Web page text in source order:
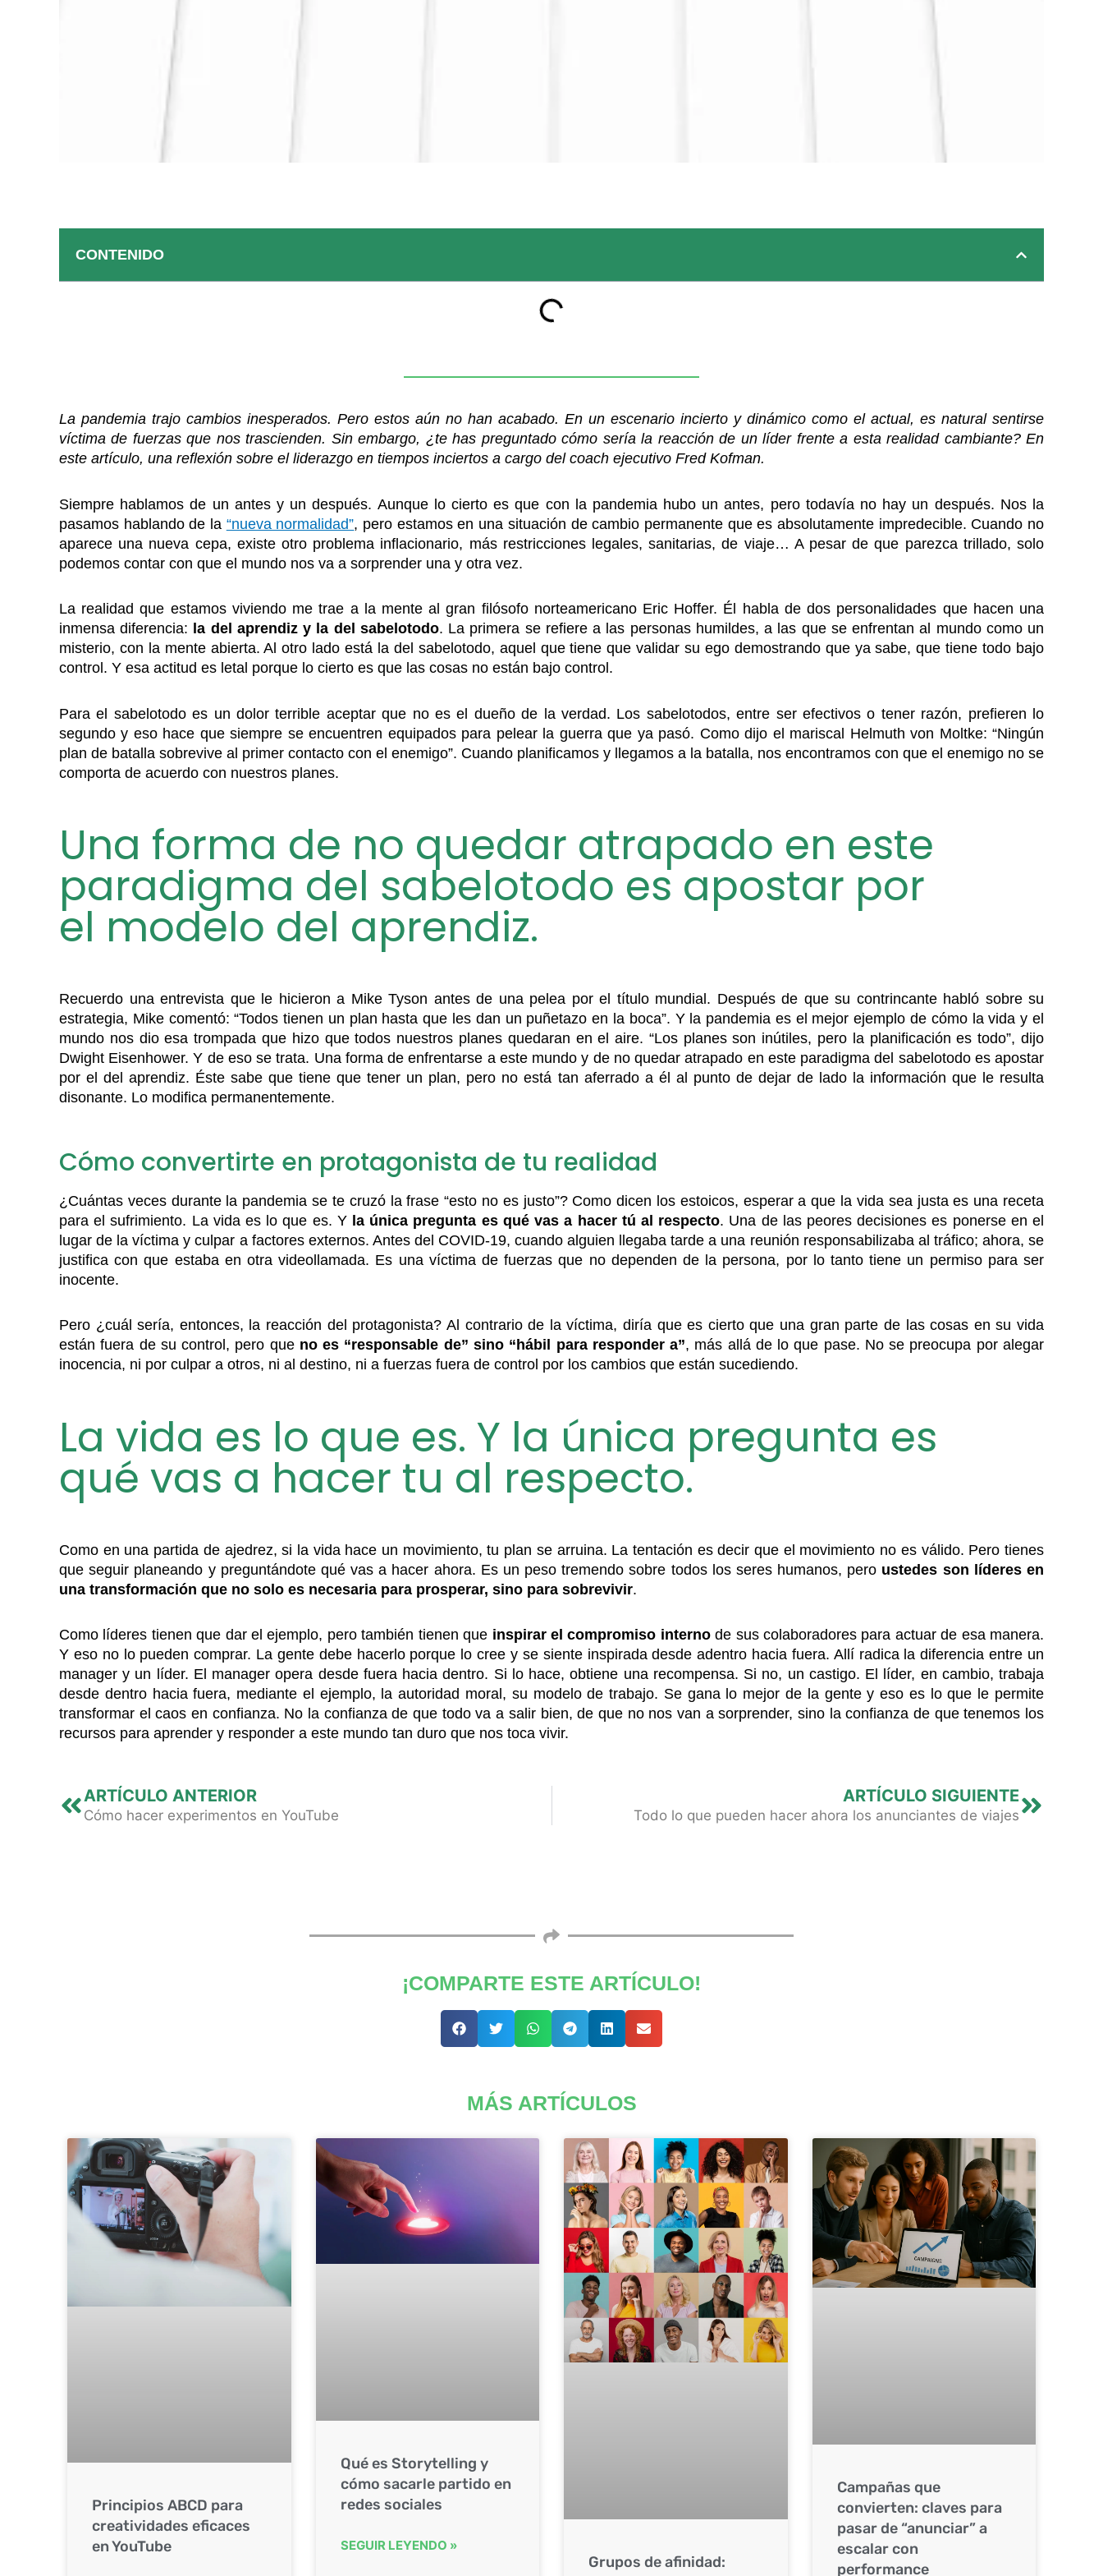
CONTENIDO
La pandemia trajo cambios inesperados. Pero estos aún no han acabado. En un escenario incierto y dinámico como el actual, es natural sentirse
víctima de fuerzas que nos trascienden. Sin embargo, ¿te has preguntado cómo sería la reacción de un líder frente a esta realidad cambiante? En
este artículo, una reflexión sobre el liderazgo en tiempos inciertos a cargo del coach ejecutivo Fred Kofman.
Siempre hablamos de un antes y un después. Aunque lo cierto es que con la pandemia hubo un antes, pero todavía no hay un después. Nos la
pasamos hablando de la “nueva normalidad”, pero estamos en una situación de cambio permanente que es absolutamente impredecible. Cuando no
aparece una nueva cepa, existe otro problema inflacionario, más restricciones legales, sanitarias, de viaje… A pesar de que parezca trillado, solo
podemos contar con que el mundo nos va a sorprender una y otra vez.
La realidad que estamos viviendo me trae a la mente al gran filósofo norteamericano Eric Hoffer. Él habla de dos personalidades que hacen una
inmensa diferencia: la del aprendiz y la del sabelotodo. La primera se refiere a las personas humildes, a las que se enfrentan al mundo como un
misterio, con la mente abierta. Al otro lado está la del sabelotodo, aquel que tiene que validar su ego demostrando que ya sabe, que tiene todo bajo
control. Y esa actitud es letal porque lo cierto es que las cosas no están bajo control.
Para el sabelotodo es un dolor terrible aceptar que no es el dueño de la verdad. Los sabelotodos, entre ser efectivos o tener razón, prefieren lo
segundo y eso hace que siempre se encuentren equipados para pelear la guerra que ya pasó. Como dijo el mariscal Helmuth von Moltke: “Ningún
plan de batalla sobrevive al primer contacto con el enemigo”. Cuando planificamos y llegamos a la batalla, nos encontramos con que el enemigo no se
comporta de acuerdo con nuestros planes.
Una forma de no quedar atrapado en este
paradigma del sabelotodo es apostar por
el modelo del aprendiz.
Recuerdo una entrevista que le hicieron a Mike Tyson antes de una pelea por el título mundial. Después de que su contrincante habló sobre su
estrategia, Mike comentó: “Todos tienen un plan hasta que les dan un puñetazo en la boca”. Y la pandemia es el mejor ejemplo de cómo la vida y el
mundo nos dio esa trompada que hizo que todos nuestros planes quedaran en el aire. “Los planes son inútiles, pero la planificación es todo”, dijo
Dwight Eisenhower. Y de eso se trata. Una forma de enfrentarse a este mundo y de no quedar atrapado en este paradigma del sabelotodo es apostar
por el del aprendiz. Éste sabe que tiene que tener un plan, pero no está tan aferrado a él al punto de dejar de lado la información que le resulta
disonante. Lo modifica permanentemente.
Cómo convertirte en protagonista de tu realidad
¿Cuántas veces durante la pandemia se te cruzó la frase “esto no es justo”? Como dicen los estoicos, esperar a que la vida sea justa es una receta
para el sufrimiento. La vida es lo que es. Y la única pregunta es qué vas a hacer tú al respecto. Una de las peores decisiones es ponerse en el
lugar de la víctima y culpar a factores externos. Antes del COVID-19, cuando alguien llegaba tarde a una reunión responsabilizaba al tráfico; ahora, se
justifica con que estaba en otra videollamada. Es una víctima de fuerzas que no dependen de la persona, por lo tanto tiene un permiso para ser
inocente.
Pero ¿cuál sería, entonces, la reacción del protagonista? Al contrario de la víctima, diría que es cierto que una gran parte de las cosas en su vida
están fuera de su control, pero que no es “responsable de” sino “hábil para responder a”, más allá de lo que pase. No se preocupa por alegar
inocencia, ni por culpar a otros, ni al destino, ni a fuerzas fuera de control por los cambios que están sucediendo.
La vida es lo que es. Y la única pregunta es
qué vas a hacer tu al respecto.
Como en una partida de ajedrez, si la vida hace un movimiento, tu plan se arruina. La tentación es decir que el movimiento no es válido. Pero tienes
que seguir planeando y preguntándote qué vas a hacer ahora. Es un peso tremendo sobre todos los seres humanos, pero ustedes son líderes en
una transformación que no solo es necesaria para prosperar, sino para sobrevivir.
Como líderes tienen que dar el ejemplo, pero también tienen que inspirar el compromiso internode sus colaboradores para actuar de esa manera.
Y eso no lo pueden comprar. La gente debe hacerlo porque lo cree y se siente inspirada desde adentro hacia fuera. Allí radica la diferencia entre un
manager y un líder. El manager opera desde fuera hacia dentro. Si lo hace, obtiene una recompensa. Si no, un castigo. El líder, en cambio, trabaja
desde dentro hacia fuera, mediante el ejemplo, la autoridad moral, su modelo de trabajo. Se gana lo mejor de la gente y eso es lo que le permite
transformar el caos en confianza. No la confianza de que todo va a salir bien, de que no nos van a sorprender, sino la confianza de que tenemos los
recursos para aprender y responder a este mundo tan duro que nos toca vivir.
Previo
ARTÍCULO ANTERIOR
Cómo hacer experimentos en YouTube
ARTÍCULO SIGUIENTE
Todo lo que pueden hacer ahora los anunciantes de viajes
Next
¡COMPARTE ESTE ARTÍCULO!
MÁS ARTÍCULOS
Principios ABCD para
creatividades eficaces
en YouTube
Qué es Storytelling y
cómo sacarle partido en
redes sociales
SEGUIR LEYENDO »
Grupos de afinidad:
Campañas que
convierten: claves para
pasar de “anunciar” a
escalar con
performance